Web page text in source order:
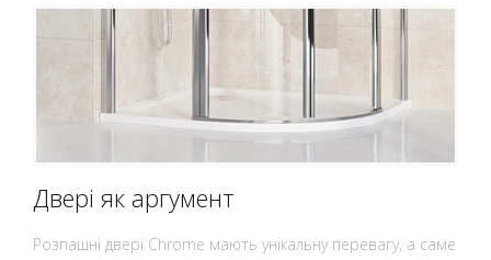
Двері як аргумент
Розпашні двері Chrome мають унікальну перевагу, а саме